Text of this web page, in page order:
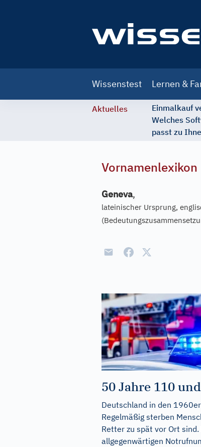
navigation
Wissenstest Lernen &
Aktuelles
Einmalkauf
Welches
passt zu
Vornamenlexikon
Geneva,
lateinischer Ursprung,
50 Jahre 110
Deutschland in den
Regelmäßig sterben
Retter zu spät vor Ort
allgegenwärtigen